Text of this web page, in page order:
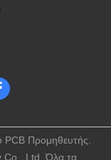
PCB Προμηθευτής.
Co., Ltd. Όλα τα